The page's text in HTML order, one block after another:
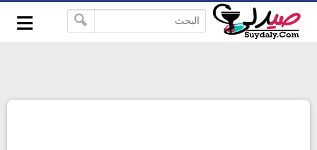
-->
google-site-verification=pbBDctPvwZJkSEHg2-
vmZ_yu86_9u3jQJgGN9H2FF9w
≡